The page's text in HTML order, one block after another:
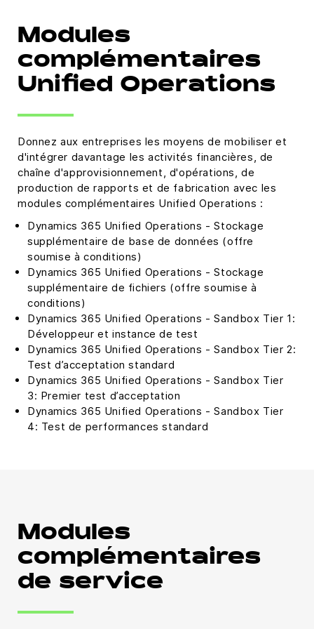
Modules
complémentaires
Unified Operations
Donnez aux entreprises les moyens de mobiliser et
d'intégrer davantage les activités financières, de
chaîne d'approvisionnement, d'opérations, de
production de rapports et de fabrication avec les
modules complémentaires Unified Operations :
Dynamics 365 Unified Operations - Stockage
supplémentaire de base de données (offre
soumise à conditions)
Dynamics 365 Unified Operations - Stockage
supplémentaire de fichiers (offre soumise à
conditions)
Dynamics 365 Unified Operations - Sandbox Tier 1:
Développeur et instance de test
Dynamics 365 Unified Operations - Sandbox Tier 2:
Test d’acceptation standard
Dynamics 365 Unified Operations - Sandbox Tier
3: Premier test d’acceptation
Dynamics 365 Unified Operations - Sandbox Tier
4: Test de performances standard
Modules
complémentaires
de service